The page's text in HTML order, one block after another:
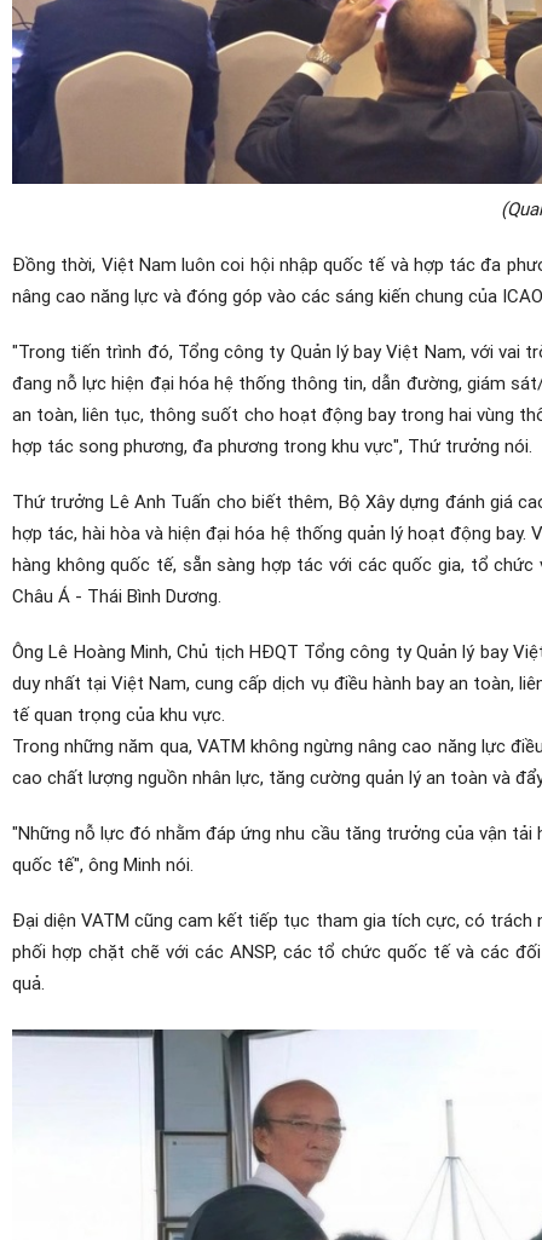
Đồng thời, Việt Nam luôn coi hội nhập quốc tế và hợp tác đa
nâng cao năng lực và đóng góp vào các sáng kiến chung của
"Trong tiến trình đó, Tổng công ty Quản lý bay Việt Nam, với vai
đang nỗ lực hiện đại hóa hệ thống thông tin, dẫn đường, giám
an toàn, liên tục, thông suốt cho hoạt động bay trong hai vùng
hợp tác song phương, đa phương trong khu vực", Thứ trưởng nói.
Thứ trưởng Lê Anh Tuấn cho biết thêm, Bộ Xây dựng đánh giá
hợp tác, hài hòa và hiện đại hóa hệ thống quản lý hoạt động
hàng không quốc tế, sẵn sàng hợp tác với các quốc gia, tổ
Châu Á - Thái Bình Dương.
Ông Lê Hoàng Minh, Chủ tịch HĐQT Tổng công ty Quản lý bay
duy nhất tại Việt Nam, cung cấp dịch vụ điều hành bay an toàn,
tế quan trọng của khu vực.
Trong những năm qua, VATM không ngừng nâng cao năng lực
cao chất lượng nguồn nhân lực, tăng cường quản lý an toàn và
"Những nỗ lực đó nhằm đáp ứng nhu cầu tăng trưởng của vận
quốc tế", ông Minh nói.
Đại diện VATM cũng cam kết tiếp tục tham gia tích cực, có
phối hợp chặt chẽ với các ANSP, các tổ chức quốc tế và các
quả.